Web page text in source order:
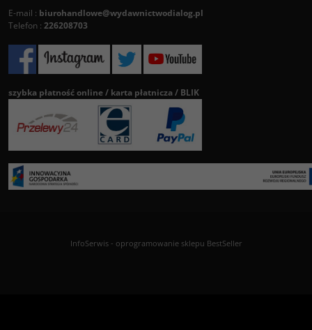
E-mail : biurohandlowe@wydawnictwodialog.pl
Telefon : 226208703
szybka płatność online / karta płatnicza / BLIK
InfoSerwis- oprogramowanie sklepu BestSeller